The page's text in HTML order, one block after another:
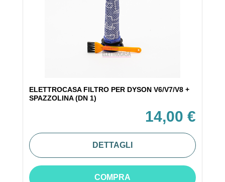
ELETTROCASA FILTRO PER DYSON V6/V7/V8 +
SPAZZOLINA (DN 1)
14,00 €
DETTAGLI
COMPRA